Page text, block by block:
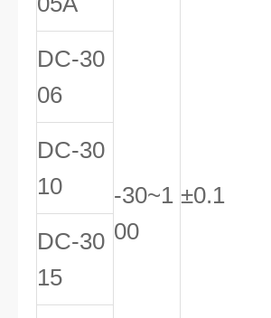
-30~1
00
±0.1
DC-30
06
DC-30
10
DC-30
15